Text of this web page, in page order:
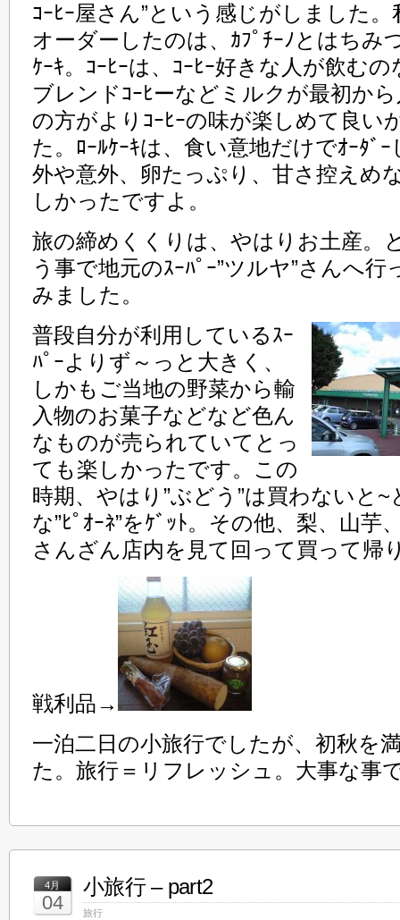
ｺｰﾋｰ屋さん”という感じがしました。
オーダーしたのは、ｶﾌﾟﾁｰﾉとはちみ
ｹｰｷ。ｺｰﾋｰは、ｺｰﾋｰ好きな人が飲むの
ブレンドｺｰﾋーなどミルクが最初か
の方がよりｺｰﾋｰの味が楽しめて良い
た。ﾛｰﾙｹｰｷは、食い意地だけでｵｰﾀﾞ
外や意外、卵たっぷり、甘さ控えめ
しかったですよ。
旅の締めくくりは、やはりお土産。
う事で地元のｽｰﾊﾟｰ”ツルヤ”さんへ行
みました。
普段自分が利用しているｽｰ
ﾊﾟｰよりず～っと大きく、
しかもご当地の野菜から輸
入物のお菓子などなど色ん
なものが売られていてとっ
ても楽しかったです。この
時期、やはり”ぶどう”は買わないと
な”ﾋﾟｵｰﾈ”をｹﾞｯﾄ。その他、梨、山芋
さんざん店内を見て回って買って帰
戦利品→
一泊二日の小旅行でしたが、初秋を
た。旅行＝リフレッシュ。大事な事
4月
04
小旅行 – part2
旅行